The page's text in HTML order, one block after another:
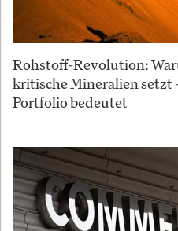
Rohstoff-Revolution:
kritische Mineralien setzt
Portfolio bedeutet